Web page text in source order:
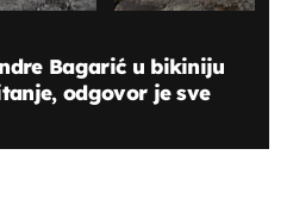
Bagarić u bikiniju
odgovor je sve